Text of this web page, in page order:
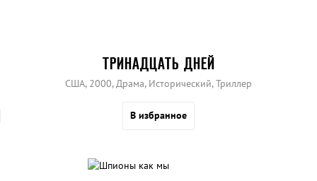
ТРИНАДЦАТЬ ДНЕЙ
США, 2000, Драма, Исторический, Триллер
В избранное